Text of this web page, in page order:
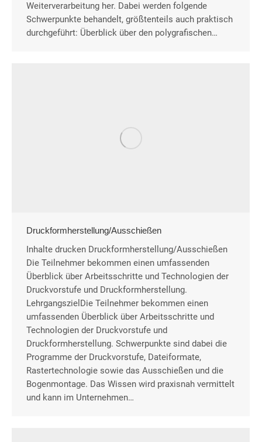
Weiterverarbeitung her. Dabei werden folgende
Schwerpunkte behandelt, größtenteils auch praktisch
durchgeführt: Überblick über den polygrafischen…
Druckformherstellung/Ausschießen
Inhalte drucken Druckformherstellung/Ausschießen
Die Teilnehmer bekommen einen umfassenden
Überblick über Arbeitsschritte und Technologien der
Druckvorstufe und Druckformherstellung.
LehrgangszielDie Teilnehmer bekommen einen
umfassenden Überblick über Arbeitsschritte und
Technologien der Druckvorstufe und
Druckformherstellung. Schwerpunkte sind dabei die
Programme der Druckvorstufe, Dateiformate,
Rastertechnologie sowie das Ausschießen und die
Bogenmontage. Das Wissen wird praxisnah vermittelt
und kann im Unternehmen…